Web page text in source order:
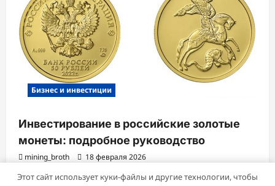
Бизнес и инвестиции
Инвестирование в российские золотые
монеты: подробное руководство
mining_broth 18 февраля 2026
Этот сайт использует куки-файлы и другие технологии, чтобы